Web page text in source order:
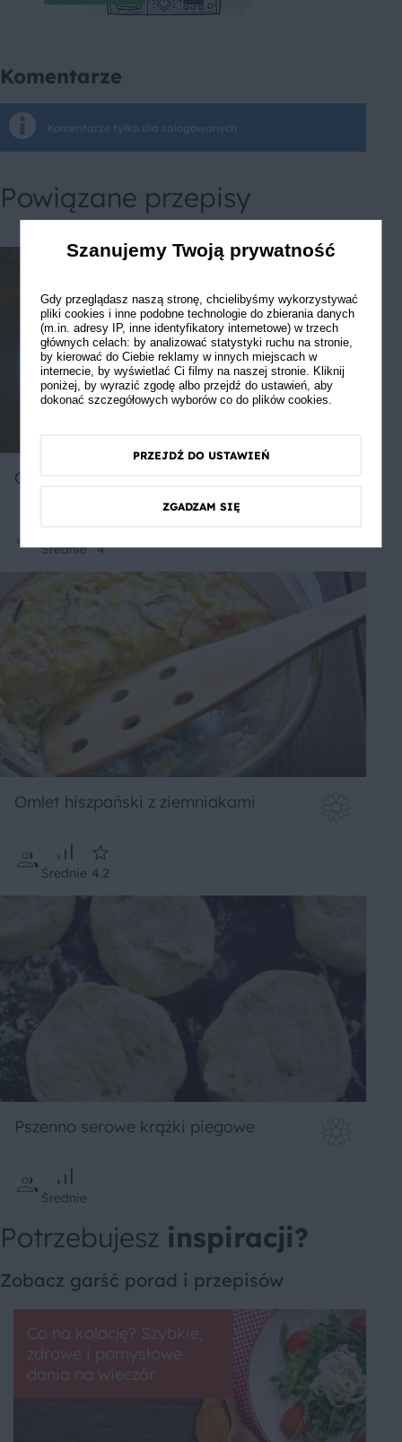
Komentarze
Komentarze tylko dla zalogowanych
Powiązane przepisy
Curry jajeczne
Średnie 4
Omlet hiszpański z ziemniakami
Średnie 4.2
Pszenno serowe krążki piegowe
Średnie
Potrzebujesz inspiracji?
Zobacz garść porad i przepisów
Co na kolację? Szybkie,
zdrowe i pomysłowe
dania na wieczór
Szanujemy Twoją prywatność
Gdy przeglądasz naszą stronę, chcielibyśmy wykorzystywać
pliki cookies i inne podobne technologie do zbierania danych
(m.in. adresy IP, inne identyfikatory internetowe) w trzech
głównych celach: by analizować statystyki ruchu na stronie,
by kierować do Ciebie reklamy w innych miejscach w
internecie, by wyświetlać Ci filmy na naszej stronie. Kliknij
poniżej, by wyrazić zgodę albo przejdź do ustawień, aby
dokonać szczegółowych wyborów co do plików cookies.
PRZEJDŹ DO USTAWIEŃ
ZGADZAM SIĘ